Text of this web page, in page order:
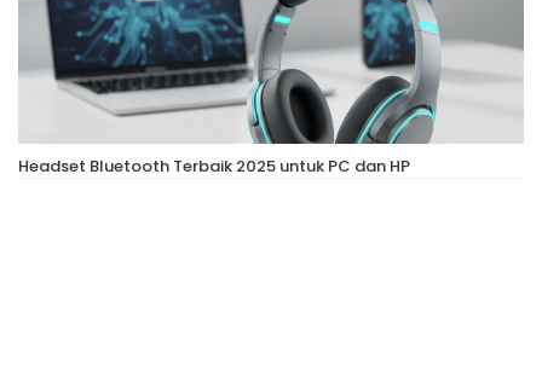
Headset Bluetooth Terbaik 2025 untuk PC dan HP